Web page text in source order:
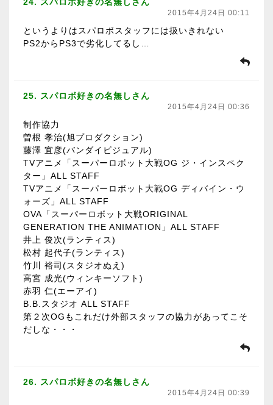
24. スパロボ好きの名無しさん
2015年4月24日 00:11
というよりはスパロボスタッフには扱いきれない
PS2からPS3で劣化してるし…
25. スパロボ好きの名無しさん
2015年4月24日 00:36
制作協力
曽根 孝治(旭プロダクション)
藤澤 宜彦(バンダイビジュアル)
TVアニメ「スーパーロボット大戦OG ジ・インスペク
ター」ALL STAFF
TVアニメ「スーパーロボット大戦OG ディバイン・ウ
ォーズ」ALL STAFF
OVA「スーパーロボット大戦ORIGINAL
GENERATION THE ANIMATION」ALL STAFF
井上 俊次(ランティス)
松村 起代子(ランティス)
竹川 裕司(スタジオぬえ)
高宮 成光(ウィンキーソフト)
赤羽 仁(エーアイ)
B.B.スタジオ ALL STAFF
第２次OGもこれだけ外部スタッフの協力があってこそ
だしな・・・
26. スパロボ好きの名無しさん
2015年4月24日 00:39